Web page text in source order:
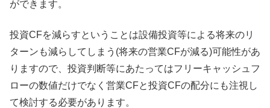
ができます。
投資CFを減らすということは設備投資等による将来のリ
ターンも減らしてしまう(将来の営業CFが減る)可能性があ
りますので、投資判断等にあたってはフリーキャッシュフ
ローの数値だけでなく営業CFと投資CFの配分にも注視し
て検討する必要があります。